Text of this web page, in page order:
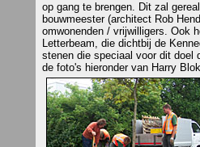
op gang te brengen. Dit zal
bouwmeester (architect Rob
omwonenden / vrijwilligers. Ook
Letterbeam, die dichtbij de
stenen die speciaal voor dit doel
de foto's hieronder van Harry